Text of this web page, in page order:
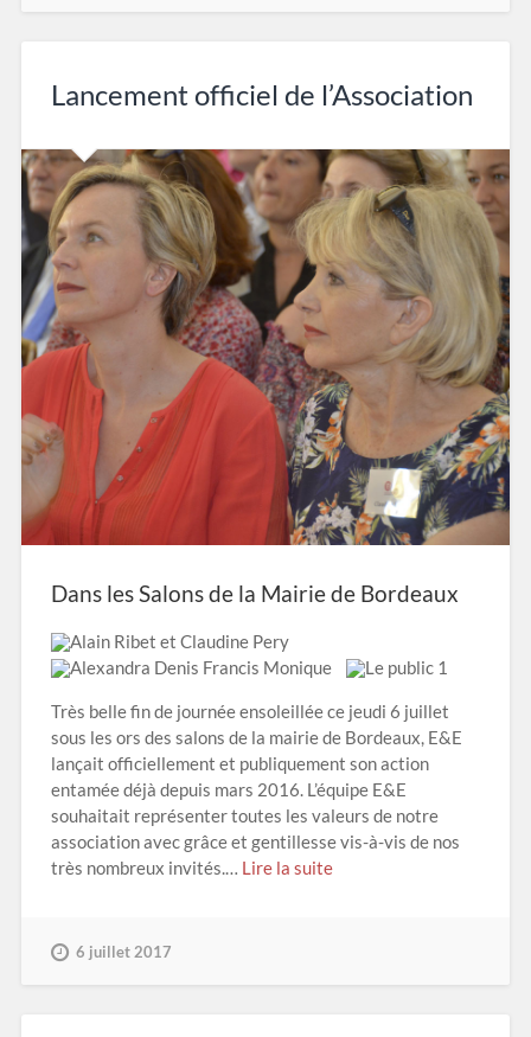
Lancement officiel de l’Association
Dans les Salons de la Mairie de Bordeaux
Très belle fin de journée ensoleillée ce jeudi 6 juillet
sous les ors des salons de la mairie de Bordeaux, E&E
lançait officiellement et publiquement son action
entamée déjà depuis mars 2016. L’équipe E&E
souhaitait représenter toutes les valeurs de notre
association avec grâce et gentillesse vis-à-vis de nos
très nombreux invités.… Lire la suite
6 juillet 2017